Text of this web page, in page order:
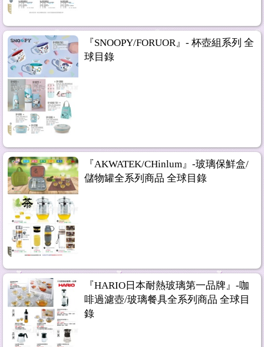
『SNOOPY/FORUOR』- 杯壺組系列 全
球目錄
『AKWATEK/CHinlum』-玻璃保鮮盒/
儲物罐全系列商品 全球目錄
『HARIO日本耐熱玻璃第一品牌』-咖
啡過濾壺/玻璃餐具全系列商品 全球目
錄